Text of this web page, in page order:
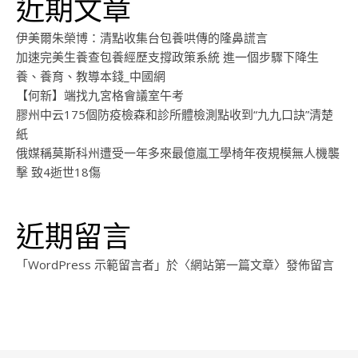
近期文章
伊美爾朱榮博：清點收集台包養哄傳的隆鼻謊言
加速完美生養查包養經歷支撐政策系統 進一個步驟下降生
養、養育、教導本錢_中國網
【何新】端找九宮格會議室午考
膠州中云175個防疫檢森和診所體檢測點收到“九九口訣”清楚
紙
俄媒稱莫斯科州遭受一年多來最億嵐工學椅年夜規模無人機襲
擊 致4逝世18傷
近期留言
「WordPress 示範留言者 」於〈網站第一篇文章〉發佈留言